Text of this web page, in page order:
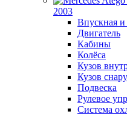
2003
Впускная и
Двигатель
Кабины
Колёса
Кузов
Кузов
Подвеска
Рулевое
Система